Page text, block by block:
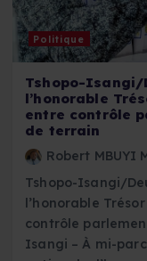
Politique
Tshopo-Isangi/
l’honorable
entre contrôle
de terrain
Robert MBUYI
Tshopo-Isangi/
l’honorable
contrôle
Isangi – À mi-